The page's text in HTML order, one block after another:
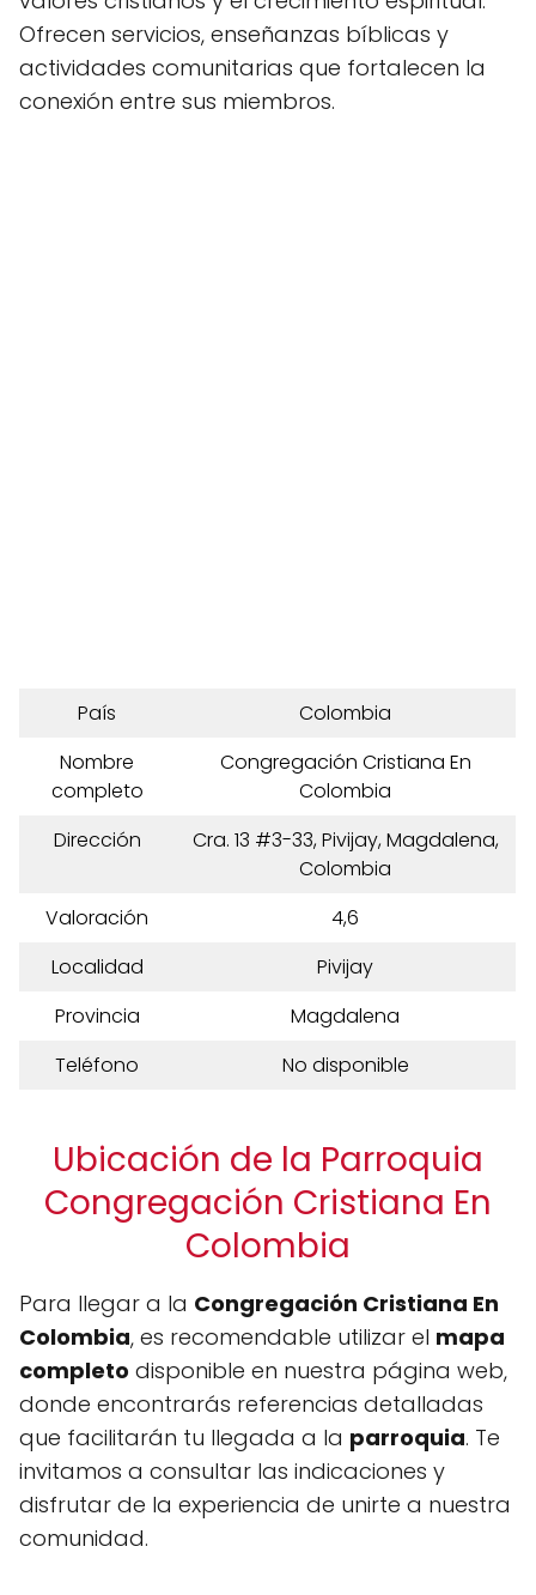
Ofrecen servicios, enseñanzas bíblicas y
actividades comunitarias que fortalecen la
conexión entre sus miembros.
País
Colombia
Nombre
completo
Congregación Cristiana En
Colombia
Dirección
Cra. 13 #3-33, Pivijay, Magdalena,
Colombia
Valoración
4,6
Localidad
Pivijay
Provincia
Magdalena
Teléfono
No disponible
Ubicación de la Parroquia
Congregación Cristiana En
Colombia
Para llegar a la Congregación Cristiana En
Colombia, es recomendable utilizar el mapa
completo disponible en nuestra página web,
donde encontrarás referencias detalladas
que facilitarán tu llegada a la parroquia. Te
invitamos a consultar las indicaciones y
disfrutar de la experiencia de unirte a nuestra
comunidad.